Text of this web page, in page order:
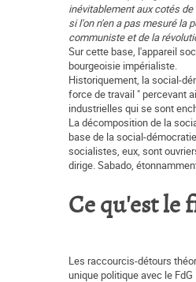
inévitablement aux cotés
si l'on n'en a pas mesuré la
communiste et de la
Sur cette base, l'appareil
bourgeoisie impérialiste.
Historiquement, la social-
force de travail " percevant
industrielles qui se sont
La décomposition de la
base de la social-
socialistes, eux, sont
dirige. Sabado,
Ce qu'est le
Les raccourcis-détours
unique politique avec le FdG